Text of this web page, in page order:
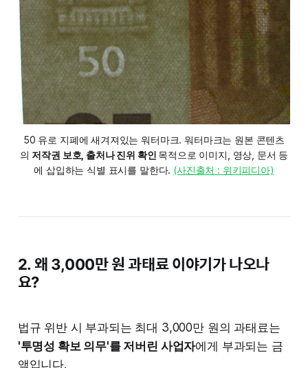
50 유로 지폐에 새겨져있는 워터마크. 워터마크는 원본 콘텐츠
의 저작권 보호, 출처나 진위 확인 목적으로 이미지, 영상, 문서 등
에 삽입하는 식별 표시를 말한다. (사진출처 : 위키피디아)
2. 왜 3,000만 원 과태료 이야기가 나오나
요?
법규 위반 시 부과되는 최대 3,000만 원의 과태료는
'투명성 확보 의무'를 저버린 사업자에게 부과되는 금
액입니다.